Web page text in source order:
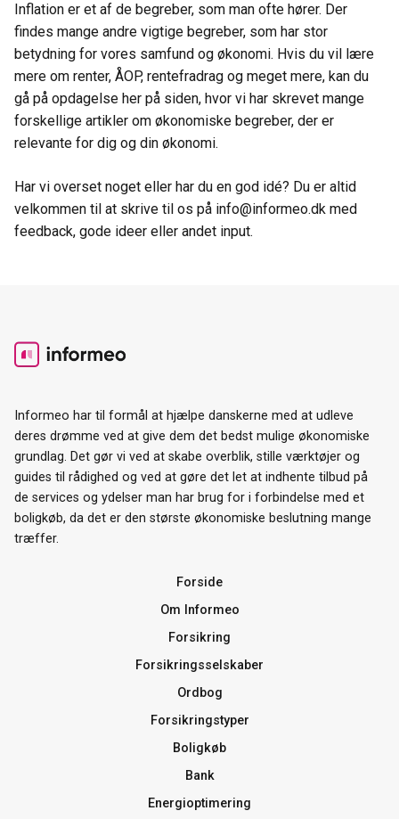
Inflation er et af de begreber, som man ofte hører. Der
findes mange andre vigtige begreber, som har stor
betydning for vores samfund og økonomi. Hvis du vil lære
mere om renter, ÅOP, rentefradrag og meget mere, kan du
gå på opdagelse her på siden, hvor vi har skrevet mange
forskellige artikler om økonomiske begreber, der er
relevante for dig og din økonomi.
Har vi overset noget eller har du en god idé? Du er altid
velkommen til at skrive til os på info@informeo.dk med
feedback, gode ideer eller andet input.
Informeo har til formål at hjælpe danskerne med at udleve
deres drømme ved at give dem det bedst mulige økonomiske
grundlag. Det gør vi ved at skabe overblik, stille værktøjer og
guides til rådighed og ved at gøre det let at indhente tilbud på
de services og ydelser man har brug for i forbindelse med et
boligkøb, da det er den største økonomiske beslutning mange
træffer.
Forside
Om Informeo
Forsikring
Forsikringsselskaber
Ordbog
Forsikringstyper
Boligkøb
Bank
Energioptimering